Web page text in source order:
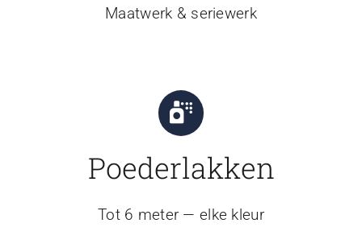
Maatwerk & seriewerk
Poederlakken
Tot 6 meter — elke kleur